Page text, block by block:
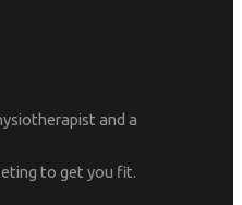
and a
to get you fit.